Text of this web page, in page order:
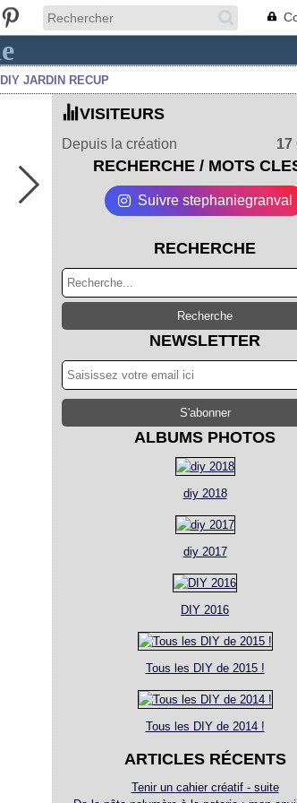
DIY JARDIN RECUP
VISITEURS
Depuis la création 17
RECHERCHE / MOTS
Suivre stephaniegranval
RECHERCHE
NEWSLETTER
ALBUMS PHOTOS
diy 2018
diy 2017
DIY 2016
Tous les DIY de 2015 !
Tous les DIY de 2014 !
ARTICLES RÉCENTS
Tenir un cahier créatif - suite